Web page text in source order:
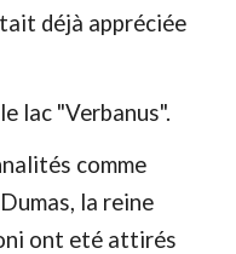
déjà appréciée
lac "Verbanus".
comme
la reine
ont eté attirés